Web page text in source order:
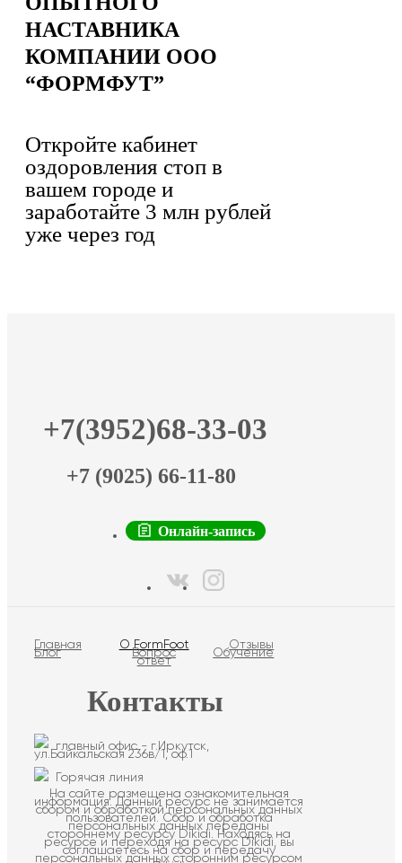
НАСТАВНИКА
КОМПАНИИ ООО
“ФОРМФУТ”
Откройте кабинет
оздоровления стоп в
вашем городе и
заработайте 3 млн рублей
уже через год
+7(3952)68-33-03
+7 (9025) 66-11-80
Онлайн-запись
Главная О FormFoot Отзывы
Блог Вопрос
ответ
Обучение
Контакты
главный офис - г.Иркутск,
ул.Байкальская 236в/1, оф.1
Горячая линия
На сайте размещена ознакомительная
информация. Данный ресурс не занимается
сбором и обработкой персональных данных
пользователей. Сбор и обработка
персональных данных переданы
стороннему ресурсу Dikidi. Находясь на
ресурсе и переходя на ресурс Dikidi, вы
соглашаетесь на сбор и передачу
персональных данных сторонним ресурсом